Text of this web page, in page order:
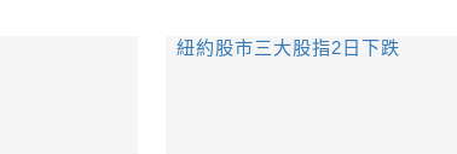
紐約股市三大股指2日下跌